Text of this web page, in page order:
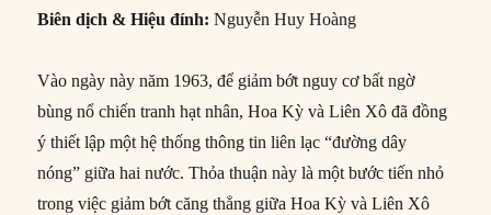
Biên dịch & Hiệu đính: Nguyễn Huy Hoàng
Vào ngày này năm 1963, để giảm bớt nguy cơ bất ngờ
bùng nổ chiến tranh hạt nhân, Hoa Kỳ và Liên Xô đã đồng
ý thiết lập một hệ thống thông tin liên lạc “đường dây
nóng” giữa hai nước. Thỏa thuận này là một bước tiến nhỏ
trong việc giảm bớt căng thẳng giữa Hoa Kỳ và Liên Xô